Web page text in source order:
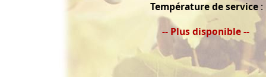
Température de service :
-- Plus disponible --